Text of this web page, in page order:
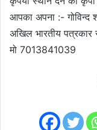
आपका अपना :- गोविन्द
अखिल भारतीय पत्रकार
मो 7013841039